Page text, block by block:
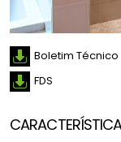
Boletim Técnico
FDS